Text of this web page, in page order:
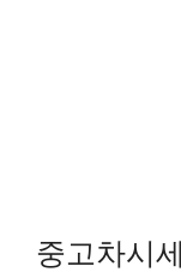
중고차시